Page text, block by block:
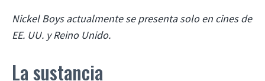
Nickel Boys actualmente se presenta solo en cines de
EE. UU. y Reino Unido.
La sustancia